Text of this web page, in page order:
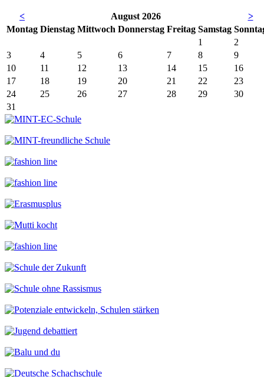
< August 2026
>
Montag Dienstag Mittwoch Donnerstag Freitag Samstag So
1
2
3
4 5 6 7 8
9
10
11 12 13 14 15
16
17
18 19 20 21 22
23
24
25 26 27 28 29
30
31